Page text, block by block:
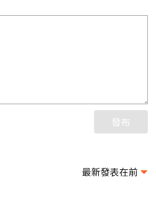
發布
最新發表在前